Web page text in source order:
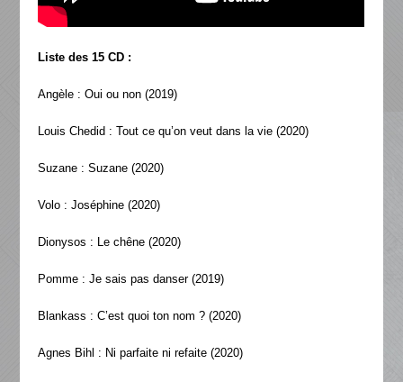
Liste des 15 CD :
Angèle : Oui ou non (2019)
Louis Chedid : Tout ce qu’on veut dans la vie (2020)
Suzane : Suzane (2020)
Volo : Joséphine (2020)
Dionysos : Le chêne (2020)
Pomme : Je sais pas danser (2019)
Blankass : C’est quoi ton nom ? (2020)
Agnes Bihl : Ni parfaite ni refaite (2020)